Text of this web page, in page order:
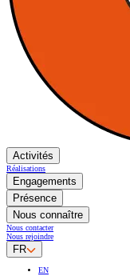
Activités
Réalisations
Engagements
Présence
Nous connaître
Nous contacter
Nous rejoindre
FR
EN